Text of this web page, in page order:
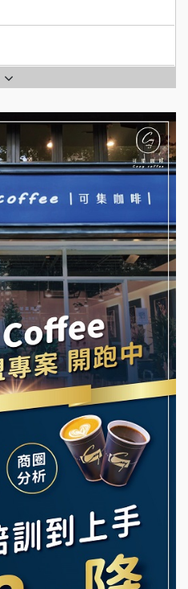
說明會
加盟說明會
檯
人員(台中市)
會
會
明會
盟說明會